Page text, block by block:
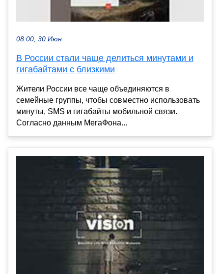
08:00, 30 Июн
В России стали чаще делиться минутами и
гигабайтами с близкими
Жители России все чаще объединяются в
семейные группы, чтобы совместно использовать
минуты, SMS и гигабайты мобильной связи.
Согласно данным МегаФона...